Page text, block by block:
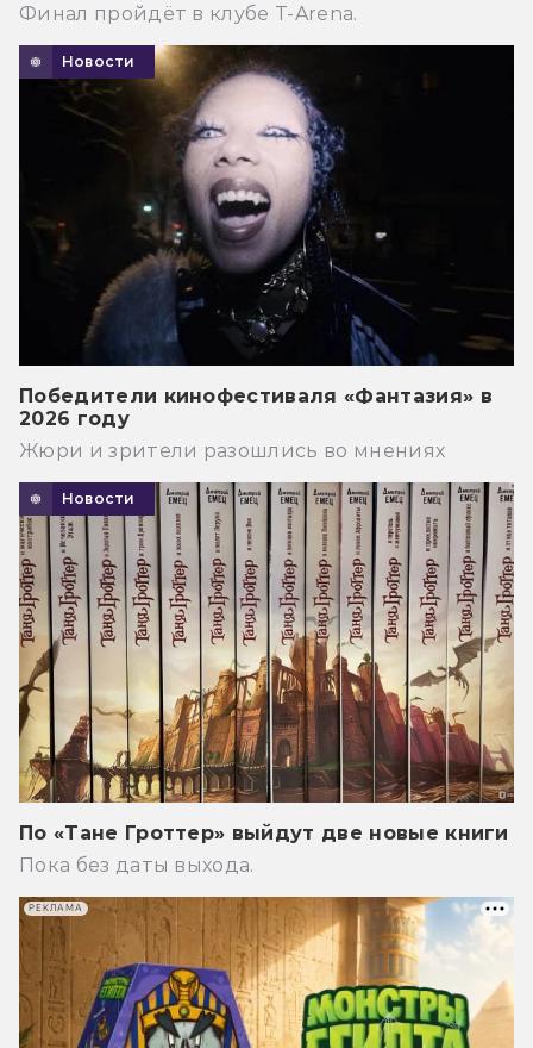
Финал пройдёт в клубе T-Arena.
Новости
Победители кинофестиваля «Фантазия» в
2026 году
Жюри и зрители разошлись во мнениях
Новости
По «Тане Гроттер» выйдут две новые книги
Пока без даты выхода.
РЕКЛАМА